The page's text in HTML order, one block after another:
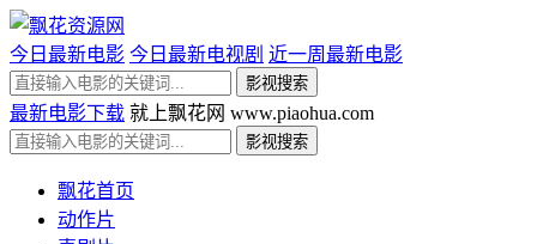
今日最新电影 今日最新电视剧 近一周最新电影
最新电影下载 就上飘花网 www.piaohua.com
飘花首页
动作片